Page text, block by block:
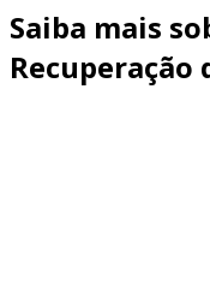
Saiba mais
Recuperação